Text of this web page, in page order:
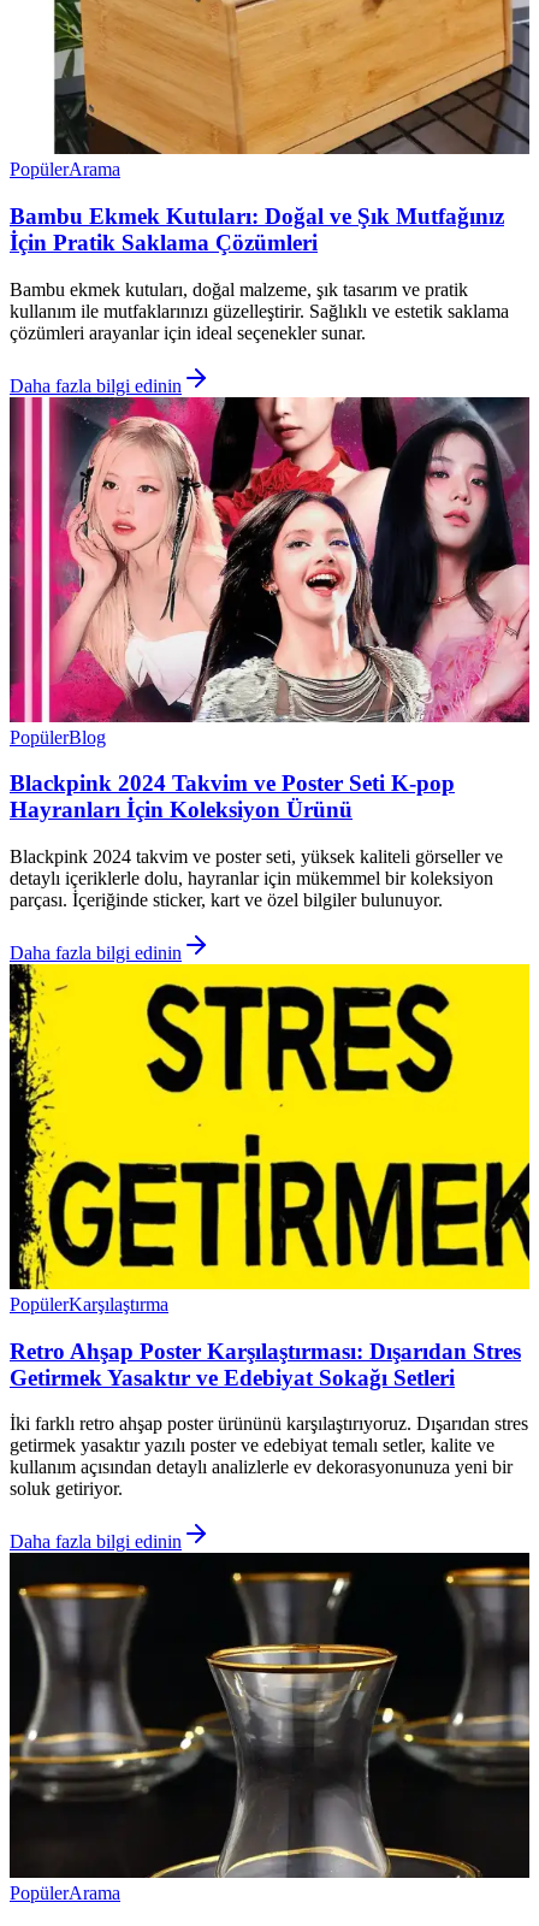
PopülerArama
Bambu Ekmek Kutuları: Doğal ve Şık Mutfağınız
İçin Pratik Saklama Çözümleri
Bambu ekmek kutuları, doğal malzeme, şık tasarım ve pratik
kullanım ile mutfaklarınızı güzelleştirir. Sağlıklı ve estetik saklama
çözümleri arayanlar için ideal seçenekler sunar.
Daha fazla bilgi edinin
PopülerBlog
Blackpink 2024 Takvim ve Poster Seti K-pop
Hayranları İçin Koleksiyon Ürünü
Blackpink 2024 takvim ve poster seti, yüksek kaliteli görseller ve
detaylı içeriklerle dolu, hayranlar için mükemmel bir koleksiyon
parçası. İçeriğinde sticker, kart ve özel bilgiler bulunuyor.
Daha fazla bilgi edinin
PopülerKarşılaştırma
Retro Ahşap Poster Karşılaştırması: Dışarıdan Stres
Getirmek Yasaktır ve Edebiyat Sokağı Setleri
İki farklı retro ahşap poster ürününü karşılaştırıyoruz. Dışarıdan stres
getirmek yasaktır yazılı poster ve edebiyat temalı setler, kalite ve
kullanım açısından detaylı analizlerle ev dekorasyonunuza yeni bir
soluk getiriyor.
Daha fazla bilgi edinin
PopülerArama